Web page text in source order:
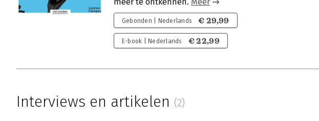
Gebonden | Nederlands € 29,99
E-book | Nederlands € 22,99
Interviews en artikelen (2)